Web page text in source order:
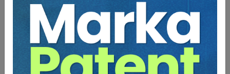
Sorularla Araç Değer Kaybı
Av. Hakan TOKBAŞ
300 TL
180 TL Sepete Ekle